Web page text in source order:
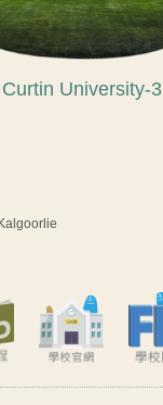
Curtin University-4
Curtin University-1
Curtin University-2
Curtin University-3